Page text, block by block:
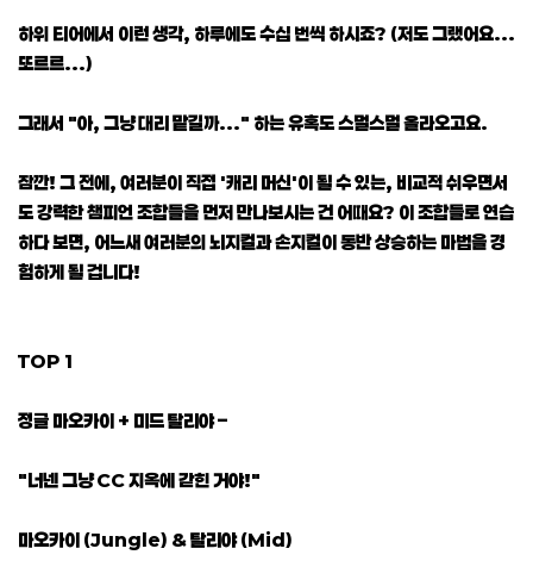
하위 티어에서 이런 생각, 하루에도 수십 번씩 하시죠? (저도 그랬어요...
또르르...)
그래서 "아, 그냥 대리 맡길까..." 하는 유혹도 스멀스멀 올라오고요.
잠깐! 그 전에, 여러분이 직접 '캐리 머신'이 될 수 있는, 비교적 쉬우면서
도 강력한 챔피언 조합들을 먼저 만나보시는 건 어때요? 이 조합들로 연습
하다 보면, 어느새 여러분의 뇌지컬과 손지컬이 동반 상승하는 마법을 경
험하게 될 겁니다!
TOP 1
정글 마오카이 + 미드 탈리야 –
"너넨 그냥 CC 지옥에 갇힌 거야!"
마오카이 (Jungle) & 탈리야 (Mid)